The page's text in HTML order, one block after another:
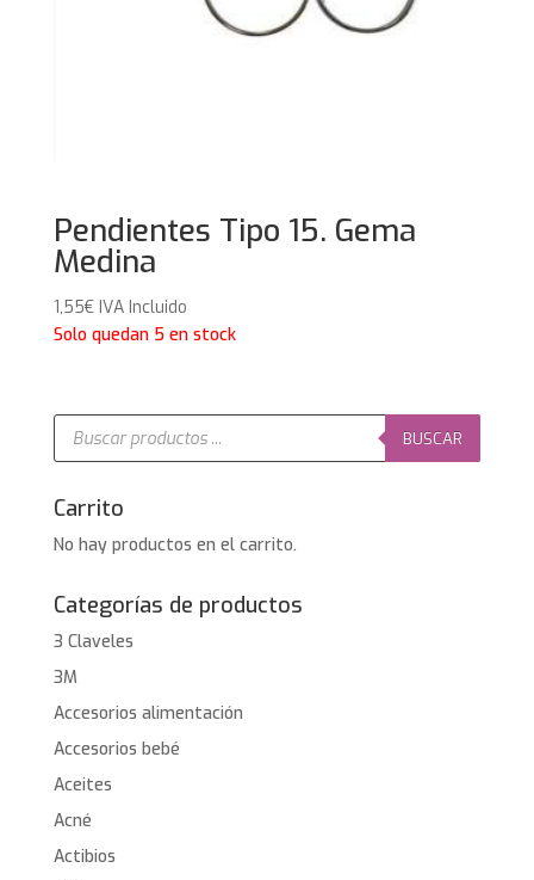
Pendientes Tipo 15. Gema
Medina
1,55€ IVA Incluido
Solo quedan 5 en stock
Búsqueda
productos
BUSCAR
Carrito
No hay productos en el carrito.
Categorías de productos
3 Claveles
3M
Accesorios alimentación
Accesorios bebé
Aceites
Acné
Actibios